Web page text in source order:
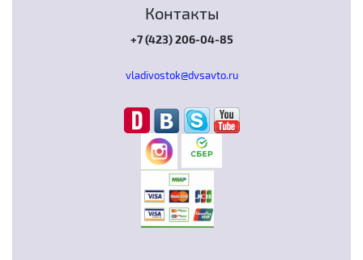
Контакты
+7 (423) 206-04-85
vladivostok@dvsavto.ru